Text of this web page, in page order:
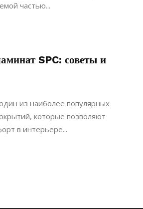
частью...
SPC: советы и
из наиболее популярных
которые позволяют
в интерьере...